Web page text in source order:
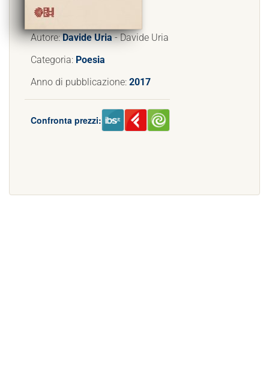
Autore:Davide Uria- Davide Uria
Categoria: Poesia
Anno di pubblicazione: 2017
Confronta prezzi: